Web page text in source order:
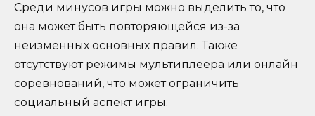
Среди минусов игры можно выделить то, что
она может быть повторяющейся из-за
неизменных основных правил. Также
отсутствуют режимы мультиплеера или онлайн
соревнований, что может ограничить
социальный аспект игры.